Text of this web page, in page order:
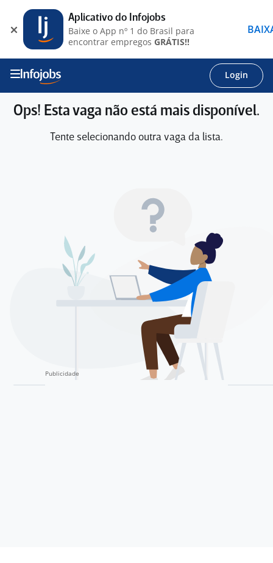
Login
Ops! Esta vaga não está mais disponível.
Tente selecionando outra vaga da lista.
Aplicativo do Infojobs
Baixe o App nº 1 do Brasil para
encontrar empregos GRÁTIS!!